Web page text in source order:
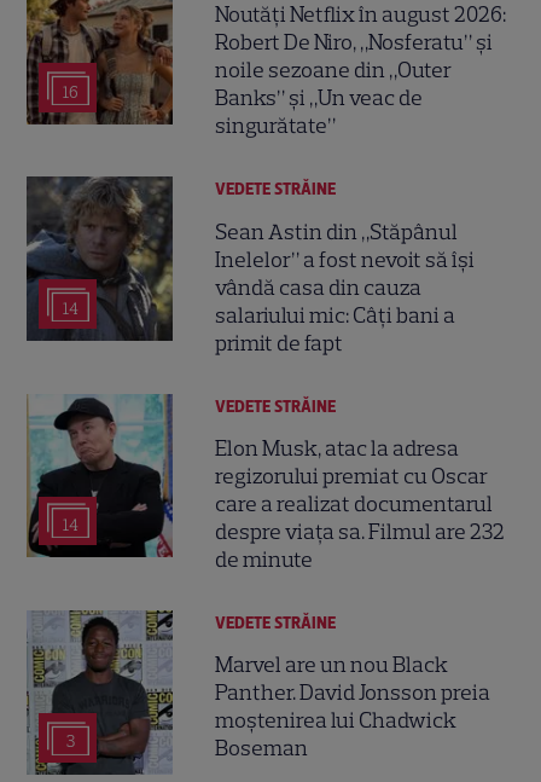
16
Noutăți Netflix în august 2026:
Robert De Niro, „Nosferatu” și
noile sezoane din „Outer
Banks” și „Un veac de
singurătate”
14
VEDETE STRĂINE
Sean Astin din „Stăpânul
Inelelor” a fost nevoit să își
vândă casa din cauza
salariului mic: Câți bani a
primit de fapt
14
VEDETE STRĂINE
Elon Musk, atac la adresa
regizorului premiat cu Oscar
care a realizat documentarul
despre viața sa. Filmul are 232
de minute
3
VEDETE STRĂINE
Marvel are un nou Black
Panther. David Jonsson preia
moștenirea lui Chadwick
Boseman